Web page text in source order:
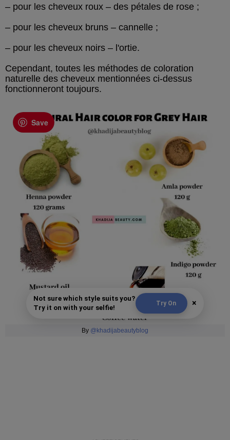
– pour les cheveux roux – des pétales de rose ;
– pour les cheveux bruns – cannelle ;
– pour les cheveux noirs – l'ortie.
Cependant, toutes les méthodes de coloration
naturelle des cheveux mentionnées ci-dessus
fonctionneront toujours.
Save
Not sure which style suits you?
Try it on with your selfie!
Try On ×
By @khadijabeautyblog